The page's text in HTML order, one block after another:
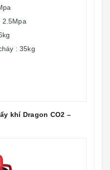
2.5Mpa
: 35kg
khí Dragon CO2 –